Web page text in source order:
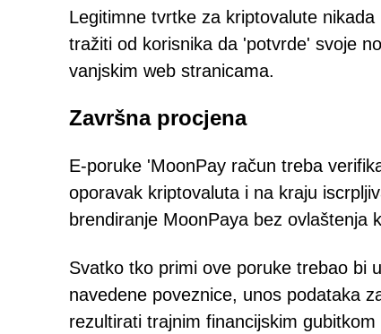
Legitimne tvrtke za kriptovalute
tražiti od korisnika da 'potvrde' svoje
vanjskim web stranicama.
Završna procjena
E-poruke 'MoonPay račun treba
oporavak kriptovaluta i na kraju
brendiranje MoonPaya bez ovlaštenja
Svatko tko primi ove poruke trebao bi
navedene poveznice, unos podataka
rezultirati trajnim financijskim